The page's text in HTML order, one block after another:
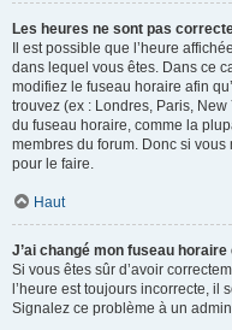
Les heures ne sont pas
Il est possible que l’heure
dans lequel vous êtes. Dans ce
modifiez le fuseau horaire afin
trouvez (ex : Londres, Paris,
du fuseau horaire, comme la
membres du forum. Donc si vous
pour le faire.
Haut
J’ai changé mon fuseau
Si vous êtes sûr d’avoir
l’heure est toujours incorrecte, il
Signalez ce problème à un